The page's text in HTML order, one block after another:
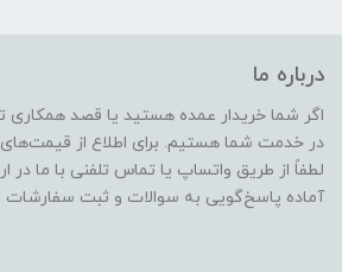
درباره ما
اگر شما خریدار عمده هستید یا قصد همکاری
در خدمت شما هستیم. برای اطلاع از
لطفاً از طریق واتساپ یا تماس تلفنی با ما در
آماده پاسخ‌گویی به سوالات و ثبت